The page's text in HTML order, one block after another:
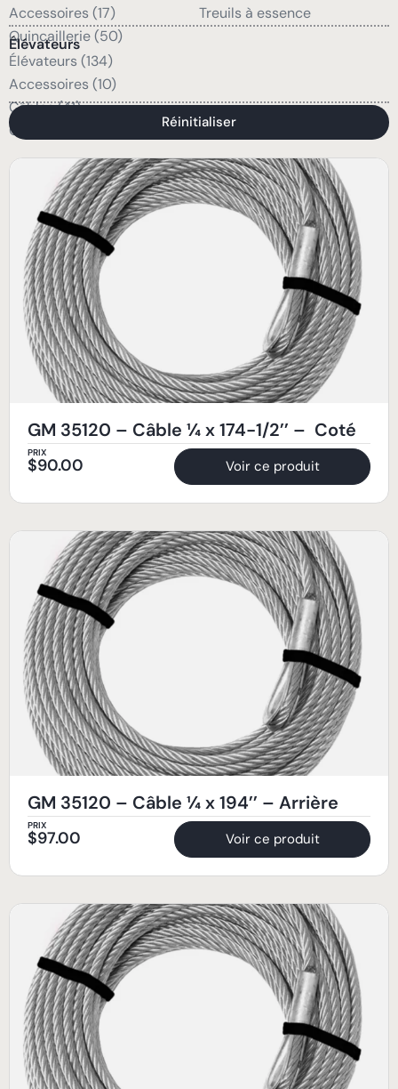
Accessoires (17)
Quincaillerie (50)
Treuils à essence
Élévateurs
Élévateurs (134)
Accessoires (10)
Câbles (41)
Quincaillerie (47)
Réinitialiser
GM 35120 – Câble ¼ x 174-1/2’’ – Coté
PRIX
$90.00 Voir ce produit
GM 35120 – Câble ¼ x 194’’ – Arrière
PRIX
$97.00 Voir ce produit